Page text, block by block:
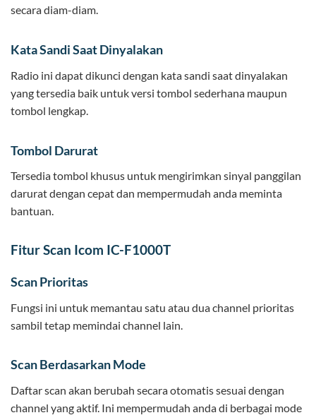
secara diam-diam.
Kata Sandi Saat Dinyalakan
Radio ini dapat dikunci dengan kata sandi saat dinyalakan
yang tersedia baik untuk versi tombol sederhana maupun
tombol lengkap.
Tombol Darurat
Tersedia tombol khusus untuk mengirimkan sinyal panggilan
darurat dengan cepat dan mempermudah anda meminta
bantuan.
Fitur Scan Icom IC-F1000T
Scan Prioritas
Fungsi ini untuk memantau satu atau dua channel prioritas
sambil tetap memindai channel lain.
Scan Berdasarkan Mode
Daftar scan akan berubah secara otomatis sesuai dengan
channel yang aktif. Ini mempermudah anda di berbagai mode